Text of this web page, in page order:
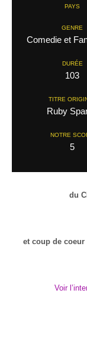
PAYS
GENRE
Comedie et
DURÉE
103
TITRE
Ruby
NOTRE
5
du
et coup de
Voir